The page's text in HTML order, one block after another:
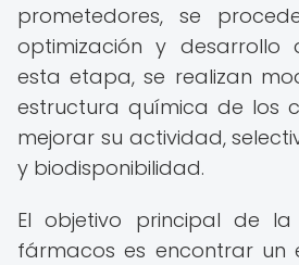
prometedores, se
optimización y desarrollo
esta etapa, se realizan
estructura química de los
mejorar su actividad,
y biodisponibilidad.
El objetivo principal de
fármacos es encontrar un